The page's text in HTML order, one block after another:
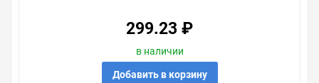
предлагают, а не покупать то, что нужно, что хочется.
Брак – это исключение в нашем ассортименте. Если он
выявлен, то возврат товара осуществляется в
соответствии с Законом Российской Федерации «О
299.23 ₽
в наличии
Добавить в корзину